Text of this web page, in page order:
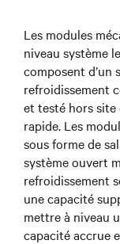
Les modules
niveau système
composent d’un
refroidissement
et testé hors
rapide. Les
sous forme de
système ouvert
refroidissement
une capacité
mettre à niveau
capacité accrue